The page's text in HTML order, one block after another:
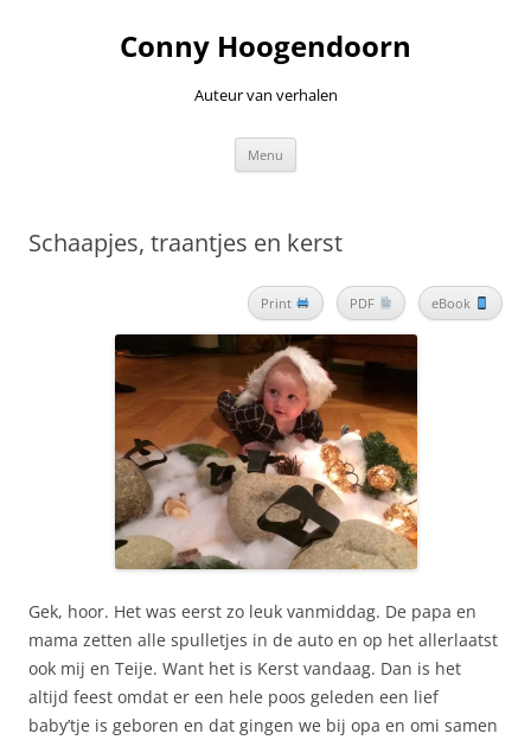
Conny Hoogendoorn
Auteur van verhalen
Menu
Schaapjes, traantjes en kerst
Print PDF eBook
Gek, hoor. Het was eerst zo leuk vanmiddag. De papa en
mama zetten alle spulletjes in de auto en op het allerlaatst
ook mij en Teije. Want het is Kerst vandaag. Dan is het
altijd feest omdat er een hele poos geleden een lief
baby’tje is geboren en dat gingen we bij opa en omi samen